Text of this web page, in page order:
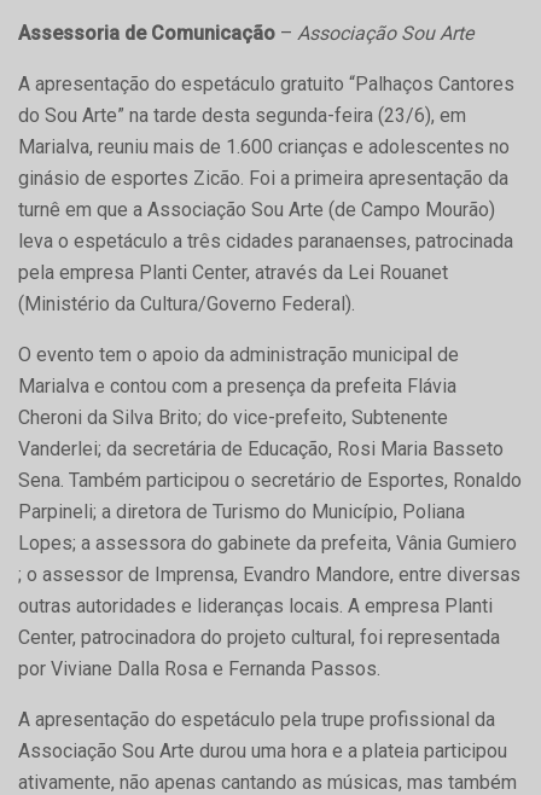
Assessoria de Comunicação – Associação Sou Arte
A apresentação do espetáculo gratuito “Palhaços Cantores
do Sou Arte” na tarde desta segunda-feira (23/6), em
Marialva, reuniu mais de 1.600 crianças e adolescentes no
ginásio de esportes Zicão. Foi a primeira apresentação da
turnê em que a Associação Sou Arte (de Campo Mourão)
leva o espetáculo a três cidades paranaenses, patrocinada
pela empresa Planti Center, através da Lei Rouanet
(Ministério da Cultura/Governo Federal).
O evento tem o apoio da administração municipal de
Marialva e contou com a presença da prefeita Flávia
Cheroni da Silva Brito; do vice-prefeito, Subtenente
Vanderlei; da secretária de Educação, Rosi Maria Basseto
Sena. Também participou o secretário de Esportes, Ronaldo
Parpineli; a diretora de Turismo do Município, Poliana
Lopes; a assessora do gabinete da prefeita, Vânia Gumiero
; o assessor de Imprensa, Evandro Mandore, entre diversas
outras autoridades e lideranças locais. A empresa Planti
Center, patrocinadora do projeto cultural, foi representada
por Viviane Dalla Rosa e Fernanda Passos.
A apresentação do espetáculo pela trupe profissional da
Associação Sou Arte durou uma hora e a plateia participou
ativamente, não apenas cantando as músicas, mas também